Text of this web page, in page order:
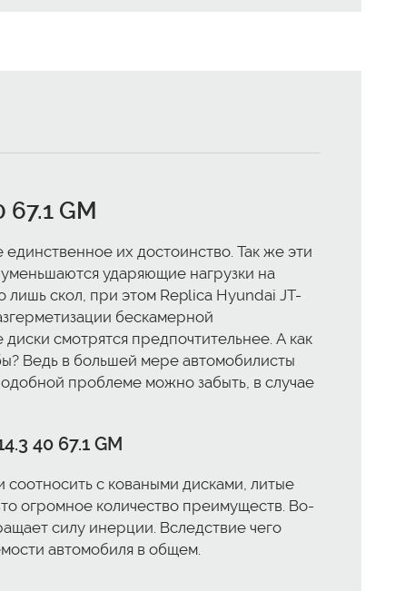
GM
единственное их достоинство. Так же эти
ударяющие нагрузки на
лишь скол, при этом Replica Hyundai JT-
бескамерной
смотрятся предпочтительнее. А как
Ведь в большей мере автомобилисты
проблеме можно забыть, в случае
40 67.1 GM
соотносить с коваными дисками, литые
огромное количество преимуществ. Во-
силу инерции. Вследствие чего
автомобиля в общем.